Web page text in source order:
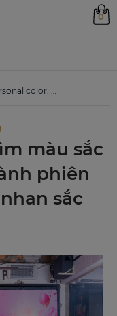
0
màu sắc cá nhân để trở thành phiên bản đẹp nhất về nhan sắc
màu sắc
phiên
sắc